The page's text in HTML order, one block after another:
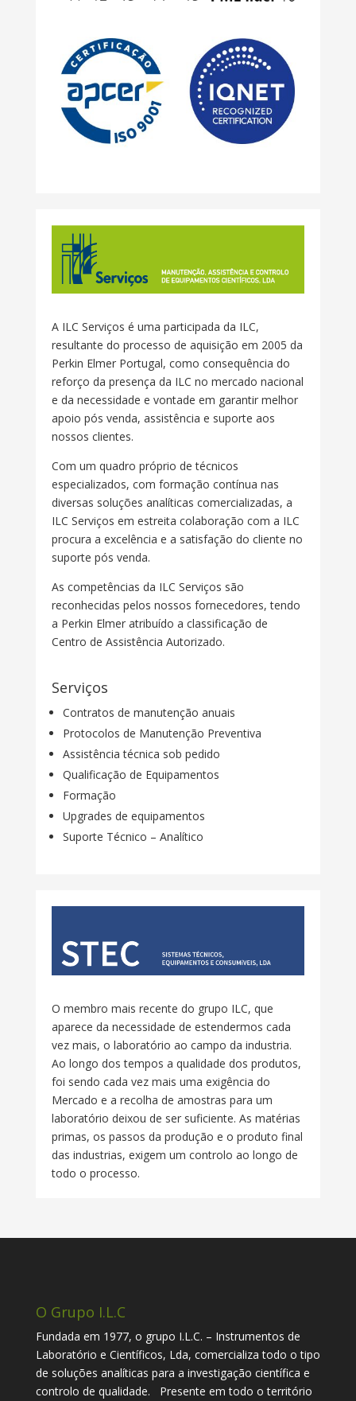
A ILC Serviços é uma participada da ILC,
resultante do processo de aquisição em 2005 da
Perkin Elmer Portugal, como consequência do
reforço da presença da ILC no mercado nacional
e da necessidade e vontade em garantir melhor
apoio pós venda, assistência e suporte aos
nossos clientes.
Com um quadro próprio de técnicos
especializados, com formação contínua nas
diversas soluções analíticas comercializadas, a
ILC Serviços em estreita colaboração com a ILC
procura a excelência e a satisfação do cliente no
suporte pós venda.
As competências da ILC Serviços são
reconhecidas pelos nossos fornecedores, tendo
a Perkin Elmer atribuído a classificação de
Centro de Assistência Autorizado.
Serviços
Contratos de manutenção anuais
Protocolos de Manutenção Preventiva
Assistência técnica sob pedido
Qualificação de Equipamentos
Formação
Upgrades de equipamentos
Suporte Técnico – Analítico
O membro mais recente do grupo ILC, que
aparece da necessidade de estendermos cada
vez mais, o laboratório ao campo da industria.
Ao longo dos tempos a qualidade dos produtos,
foi sendo cada vez mais uma exigência do
Mercado e a recolha de amostras para um
laboratório deixou de ser suficiente. As matérias
primas, os passos da produção e o produto final
das industrias, exigem um controlo ao longo de
todo o processo.
O Grupo I.L.C
Fundada em 1977, o grupo I.L.C. – Instrumentos de
Laboratório e Científicos, Lda, comercializa todo o tipo
de soluções analíticas para a investigação científica e
controlo de qualidade. Presente em todo o território